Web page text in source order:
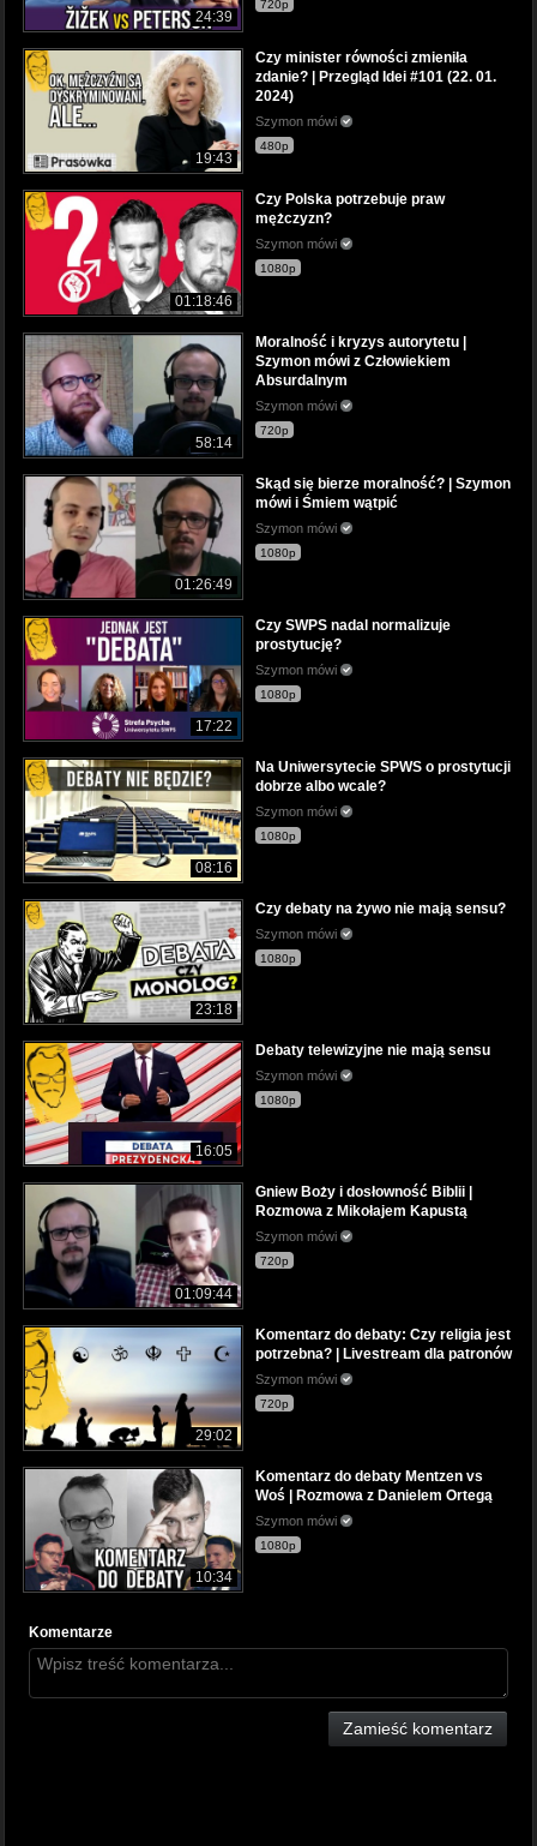
24:39
720p
19:43
Czy minister równości zmieniła
zdanie? | Przegląd Idei #101 (22. 01.
2024)
Szymon mówi
480p
01:18:46
Czy Polska potrzebuje praw
mężczyzn?
Szymon mówi
1080p
58:14
Moralność i kryzys autorytetu |
Szymon mówi z Człowiekiem
Absurdalnym
Szymon mówi
720p
01:26:49
Skąd się bierze moralność? | Szymon
mówi i Śmiem wątpić
Szymon mówi
1080p
17:22
Czy SWPS nadal normalizuje
prostytucję?
Szymon mówi
1080p
08:16
Na Uniwersytecie SPWS o prostytucji
dobrze albo wcale?
Szymon mówi
1080p
23:18
Czy debaty na żywo nie mają sensu?
Szymon mówi
1080p
16:05
Debaty telewizyjne nie mają sensu
Szymon mówi
1080p
01:09:44
Gniew Boży i dosłowność Biblii |
Rozmowa z Mikołajem Kapustą
Szymon mówi
720p
29:02
Komentarz do debaty: Czy religia jest
potrzebna? | Livestream dla patronów
Szymon mówi
720p
10:34
Komentarz do debaty Mentzen vs
Woś | Rozmowa z Danielem Ortegą
Szymon mówi
1080p
Komentarze
Zamieść komentarz